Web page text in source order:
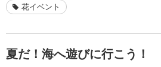
花イベント
夏だ！海へ遊びに行こう！